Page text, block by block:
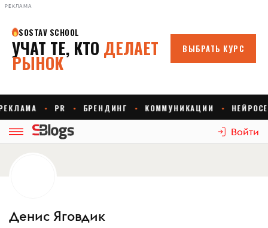
РЕКЛАМА
Войти
Денис Яговдик